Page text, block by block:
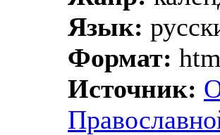
Язык:
Формат:
Источник: